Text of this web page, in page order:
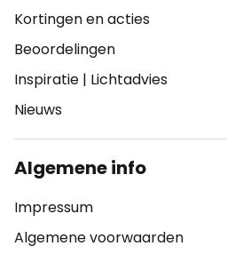
Kortingen en acties
Beoordelingen
Inspiratie | Lichtadvies
Nieuws
Algemene info
Impressum
Algemene voorwaarden